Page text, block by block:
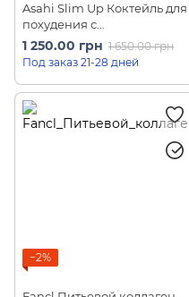
Asahi Slim Up Коктейль для
похудения с
трипептидным
коллагеном,
аминокислотами и
лактобактериями Ягодный
микс с ягодами Годжи (315
г)
1 250.00 грн 1 650.00 грн
Под заказ 21-28 дней
−2%